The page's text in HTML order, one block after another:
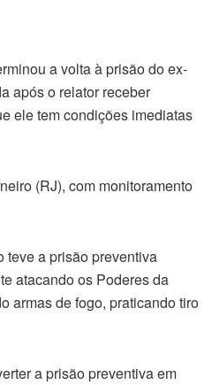
a volta à prisão do ex-
após o relator receber
ele tem condições imediatas
(RJ), com monitoramento
teve a prisão preventiva
atacando os Poderes da
armas de fogo, praticando tiro
a prisão preventiva em